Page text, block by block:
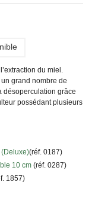
du miel.
grand nombre de
désoperculation grâce
possédant plusieurs
(Deluxe)(réf. 0187)
10 cm (réf. 0287)
1857)